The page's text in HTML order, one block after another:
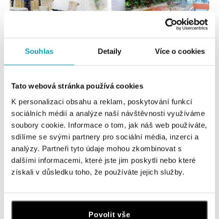
Souhlas Detaily Více o cookies
Tato webová stránka používá cookies
K personalizaci obsahu a reklam, poskytování funkcí
sociálních médií a analýze naší návštěvnosti využíváme
soubory cookie. Informace o tom, jak náš web používáte,
sdílíme se svými partnery pro sociální média, inzerci a
analýzy. Partneři tyto údaje mohou zkombinovat s
dalšími informacemi, které jste jim poskytli nebo které
získali v důsledku toho, že používáte jejich služby.
Povolit vše
Slovensko
ALO diamonds Hilton, Košice
Hlavná 123/1, 040 01 Košice
tel.: +421 911 854 322, +421 917 869 485
zajtra otvorené od 09:00
ALOve OC Aupark, Bratislava
Einsteinova 3541/18, 851 01 Bratislava
tel.: +421917090556
zajtra otvorené od 10:00
ALOve OC Eurovea, Bratislava
Pribinova 8, 811 09 Bratislava